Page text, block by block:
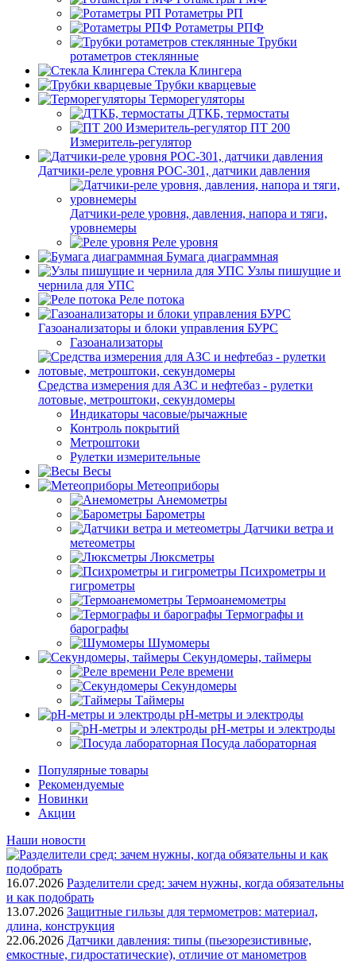
Ротаметры РП
Ротаметры РПФ
Трубки
ротаметров стеклянные
Стекла Клингера
Трубки кварцевые
Терморегуляторы
ДТКБ, термостаты
ПТ 200
Измеритель-регулятор
Датчики-реле уровня РОС-301, датчики давления
Датчики-реле уровня, давления, напора и тяги,
уровнемеры
Реле уровня
Бумага диаграммная
Узлы пишущие и
чернила для УПС
Реле потока
Газоанализаторы и блоки управления БУРС
Газоанализаторы
Средства измерения для АЗС и нефтебаз - рулетки
лотовые, метроштоки, секундомеры
Индикаторы часовые/рычажные
Контроль покрытий
Метроштоки
Рулетки измерительные
Весы
Метеоприборы
Анемометры
Барометры
Датчики ветра и
метеометры
Люксметры
Психрометры и
гигрометры
Термоанемометры
Термографы и
барографы
Шумомеры
Секундомеры, таймеры
Реле времени
Секундомеры
Таймеры
pH-метры и электроды
pH-метры и электроды
Посуда лабораторная
Популярные товары
Рекомендуемые
Новинки
Акции
Наши новости
16.07.2026 Разделители сред: зачем нужны, когда обязательны
и как подобрать
13.07.2026 Защитные гильзы для термометров: материал,
длина, конструкция
22.06.2026 Датчики давления: типы (пьезорезистивные,
емкостные, гидростатические), отличие от манометров